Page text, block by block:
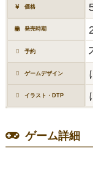
価格
発売時期
予約
ゲームデザイン
イラスト・DTP
ゲーム詳細